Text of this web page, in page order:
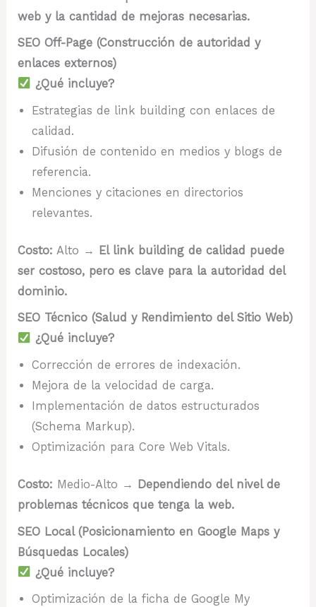
web y la cantidad de mejoras necesarias.
SEO Off-Page (Construcción de autoridad y
enlaces externos)
¿Qué incluye?
Estrategias de link building con enlaces de
calidad.
Difusión de contenido en medios y blogs de
referencia.
Menciones y citaciones en directorios
relevantes.
Costo: Alto → El link building de calidad puede
ser costoso, pero es clave para la autoridad del
dominio.
SEO Técnico (Salud y Rendimiento del Sitio Web)
¿Qué incluye?
Corrección de errores de indexación.
Mejora de la velocidad de carga.
Implementación de datos estructurados
(Schema Markup).
Optimización para Core Web Vitals.
Costo: Medio-Alto →
Dependiendo del nivel de
problemas técnicos que tenga la web.
SEO Local (Posicionamiento en Google Maps y
Búsquedas Locales)
¿Qué incluye?
Optimización de la ficha de Google My